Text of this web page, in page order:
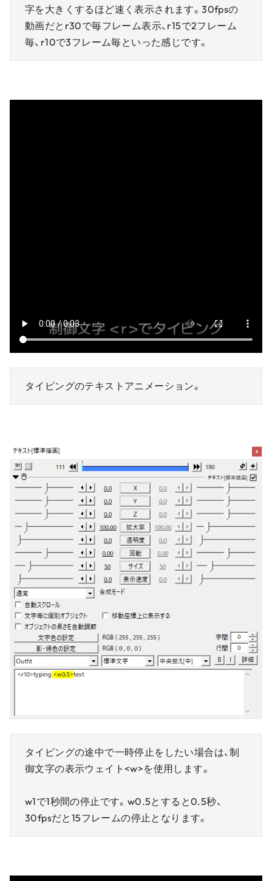
字を大きくするほど速く表示されます。30fpsの
動画だとr30で毎フレーム表示、r15で2フレーム
毎、r10で3フレーム毎といった感じです。
タイピングのテキストアニメーション。
タイピングの途中で一時停止をしたい場合は、制
御文字の表示ウェイト<w>を使用します。
w1で1秒間の停止です。w0.5とすると0.5秒、
30fpsだと15フレームの停止となります。